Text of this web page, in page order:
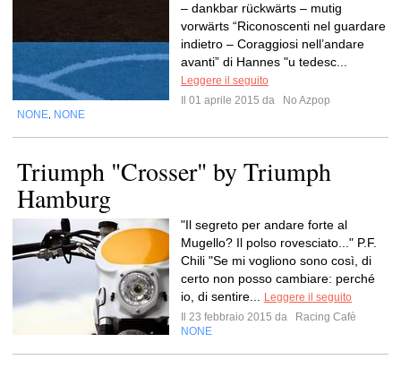
– dankbar rückwärts – mutig
vorwärts “Riconoscenti nel guardare
indietro – Coraggiosi nell’andare
avanti” di Hannes "u tedesc...
Leggere il seguito
Il 01 aprile 2015 da
No Azpop
NONE NONE
Triumph "Crosser" by Triumph
Hamburg
"Il segreto per andare forte al
Mugello? Il polso rovesciato..." P.F.
Chili "Se mi vogliono sono così, di
certo non posso cambiare: perché
io, di sentire...
Leggere il seguito
Il 23 febbraio 2015 da
Racing Cafè
NONE